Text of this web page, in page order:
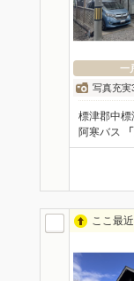
一
写真充実
標津郡中
阿寒バス
ここ最